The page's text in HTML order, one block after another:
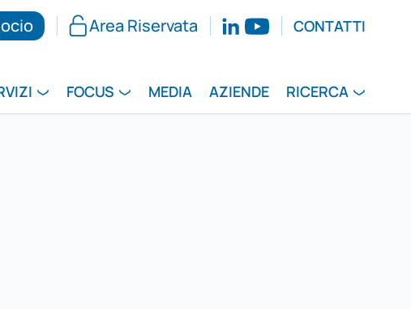
Area Riservata CONTATTI
FOCUS MEDIA AZIENDE RICERCA